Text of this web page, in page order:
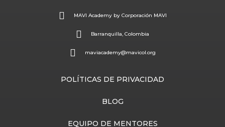
MAVI Academy by Corporación MAVI
Barranquilla, Colombia
maviacademy@mavicol.org
POLÍTICAS DE PRIVACIDAD
BLOG
EQUIPO DE MENTORES